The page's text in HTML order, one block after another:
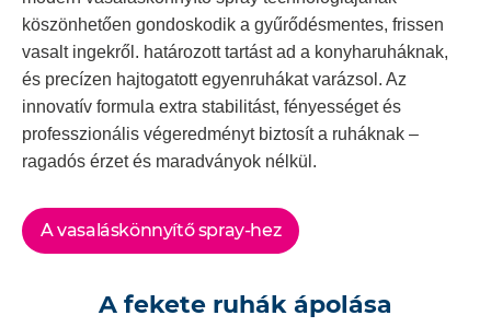
köszönhetően gondoskodik a gyűrődésmentes, frissen
vasalt ingekről. határozott tartást ad a konyharuháknak,
és precízen hajtogatott egyenruhákat varázsol. Az
innovatív formula extra stabilitást, fényességet és
professzionális végeredményt biztosít a ruháknak –
ragadós érzet és maradványok nélkül.
A vasaláskönnyítő spray-hez
A fekete ruhák ápolása